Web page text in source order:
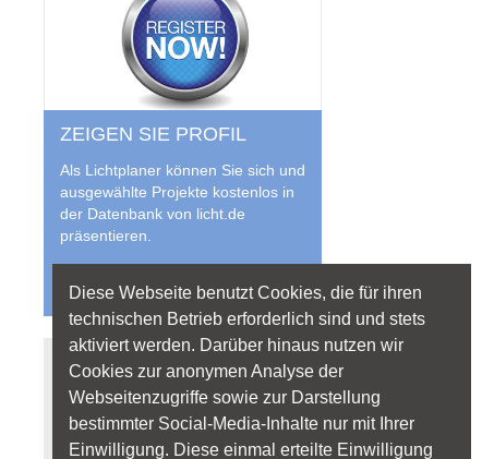
ZEIGEN SIE PROFIL
Als Lichtplaner können Sie sich und
ausgewählte Projekte kostenlos in
der Datenbank von licht.de
präsentieren.
Jetzt anmelden
Quicklinks
Lichtanwendungen
Lichtplanung
Diese Webseite benutzt Cookies, die für ihren
technischen Betrieb erforderlich sind und stets
aktiviert werden. Darüber hinaus nutzen wir
Cookies zur anonymen Analyse der
Webseitenzugriffe sowie zur Darstellung
bestimmter Social-Media-Inhalte nur mit Ihrer
Einwilligung. Diese einmal erteilte Einwilligung